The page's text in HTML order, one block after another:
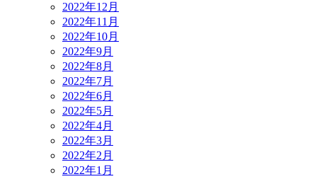
2022年12月
2022年11月
2022年10月
2022年9月
2022年8月
2022年7月
2022年6月
2022年5月
2022年4月
2022年3月
2022年2月
2022年1月